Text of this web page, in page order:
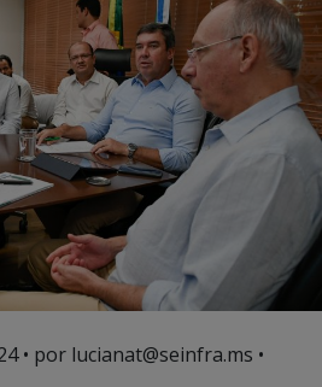
• por lucianat@seinfra.ms •